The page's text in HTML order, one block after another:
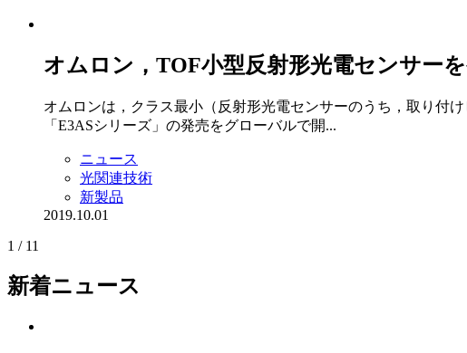
オムロン，TOF小型反射形光電センサー
オムロンは，クラス最小（反射形光電センサーのうち，取り付
「E3ASシリーズ」の発売をグローバルで開...
ニュース
光関連技術
新製品
2019.10.01
1 / 11
新着ニュース